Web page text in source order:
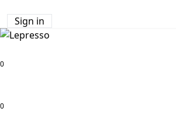
Sign in
0
0